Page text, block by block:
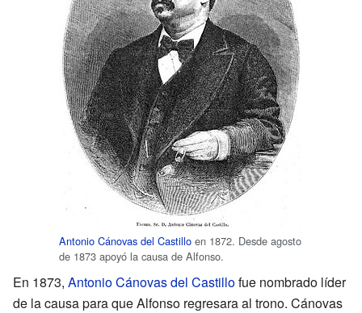
Antonio Cánovas del Castillo en 1872. Desde agosto
de 1873 apoyó la causa de Alfonso.
En 1873, Antonio Cánovas del Castillofue nombrado líder
de la causa para que Alfonso regresara al trono. Cánovas